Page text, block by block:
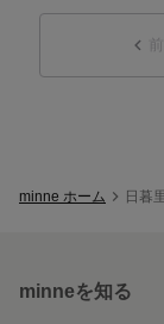
minne ホーム 日暮
minneを知る